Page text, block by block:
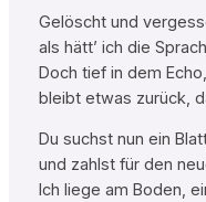
Gelöscht und
als hätt’ ich die
Doch tief in dem
bleibt etwas zurück,
Du suchst nun ein
und zahlst für den
Ich liege am Boden,